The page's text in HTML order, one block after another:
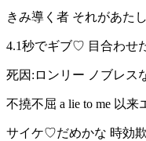
きみ導く者 それがあた
4.1秒でギブ♡ 目合わせ
死因:ロンリー ノブレス
不撓不屈 a lie to me 以来
サイケ♡だめかな 時効